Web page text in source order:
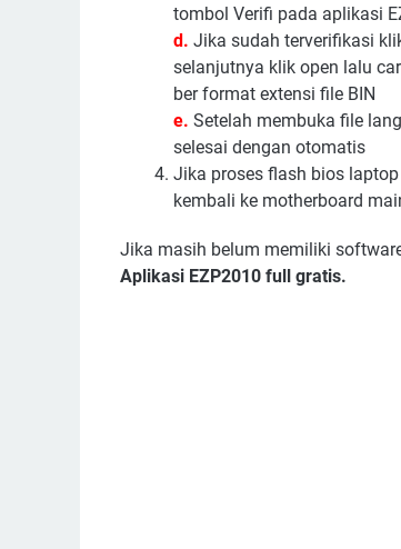
tombol Verifi pada aplikasi
d. Jika sudah terverifikasi
selanjutnya klik open lalu
ber format extensi file BIN
e. Setelah membuka file
selesai dengan otomatis
Jika proses flash bios
kembali ke motherboard
Jika masih belum memiliki
Aplikasi EZP2010 full gratis.